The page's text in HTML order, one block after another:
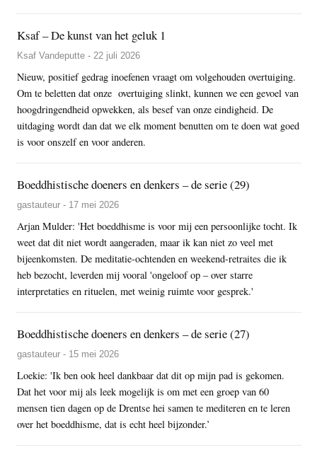
Ksaf – De kunst van het geluk 1
Ksaf Vandeputte - 22 juli 2026
Nieuw, positief gedrag inoefenen vraagt om volgehouden overtuiging.
Om te beletten dat onze overtuiging slinkt, kunnen we een gevoel van
hoogdringendheid opwekken, als besef van onze eindigheid. De
uitdaging wordt dan dat we elk moment benutten om te doen wat goed
is voor onszelf en voor anderen.
Boeddhistische doeners en denkers – de serie (29)
gastauteur - 17 mei 2026
Arjan Mulder: 'Het boeddhisme is voor mij een persoonlijke tocht. Ik
weet dat dit niet wordt aangeraden, maar ik kan niet zo veel met
bijeenkomsten. De meditatie-ochtenden en weekend-retraites die ik
heb bezocht, leverden mij vooral 'ongeloof op – over starre
interpretaties en rituelen, met weinig ruimte voor gesprek.'
Boeddhistische doeners en denkers – de serie (27)
gastauteur - 15 mei 2026
Loekie: 'Ik ben ook heel dankbaar dat dit op mijn pad is gekomen.
Dat het voor mij als leek mogelijk is om met een groep van 60
mensen tien dagen op de Drentse hei samen te mediteren en te leren
over het boeddhisme, dat is echt heel bijzonder.’